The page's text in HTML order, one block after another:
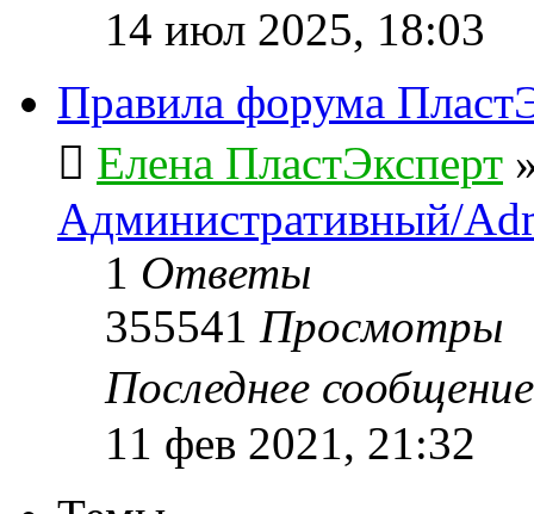
14 июл 2025, 18:03
Правила форума
Елена ПластЭксперт
Административный/
1 Ответы
355541 Просмотры
Последнее
11 фев 2021, 21:32